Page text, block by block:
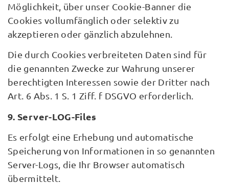
Möglichkeit, über unser Cookie-Banner die
Cookies vollumfänglich oder selektiv zu
akzeptieren oder gänzlich abzulehnen.
Die durch Cookies verbreiteten Daten sind für
die genannten Zwecke zur Wahrung unserer
berechtigten Interessen sowie der Dritter nach
Art. 6 Abs. 1 S. 1 Ziff. f DSGVO erforderlich.
9. Server-LOG-Files
Es erfolgt eine Erhebung und automatische
Speicherung von Informationen in so genannten
Server-Logs, die Ihr Browser automatisch
übermittelt.